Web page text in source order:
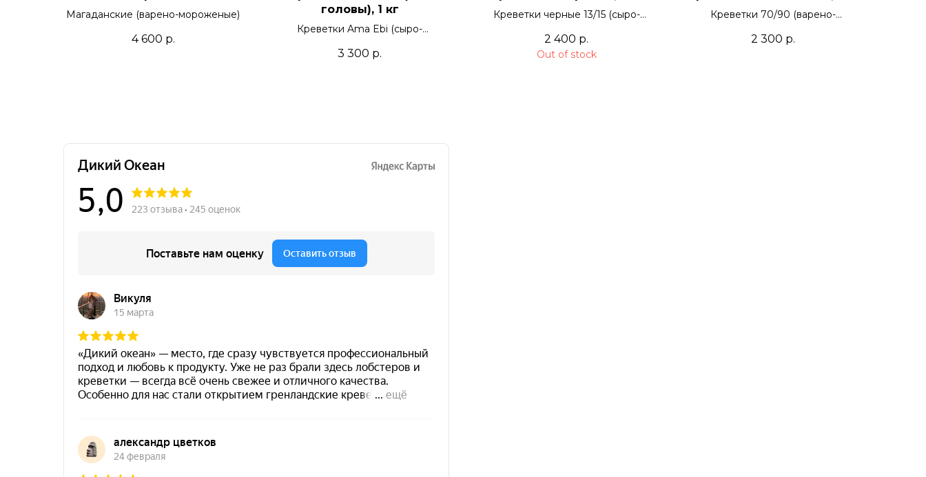
Магаданские (варено-мороженые)
4 600 р.
головы), 1 кг
Креветки Ama Ebi (сыро-
3 300 р.
Креветки черные 13/15 (сыро-
2 400 р.
Out of stock
Креветки 70/90 (варено-
2 300 р.